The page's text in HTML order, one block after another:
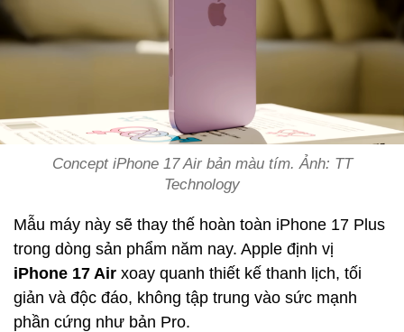
Concept iPhone 17 Air bản màu tím. Ảnh: TT
Technology
Mẫu máy này sẽ thay thế hoàn toàn iPhone 17 Plus
trong dòng sản phẩm năm nay. Apple định vị
iPhone 17 Air xoay quanh thiết kế thanh lịch, tối
giản và độc đáo, không tập trung vào sức mạnh
phần cứng như bản Pro.